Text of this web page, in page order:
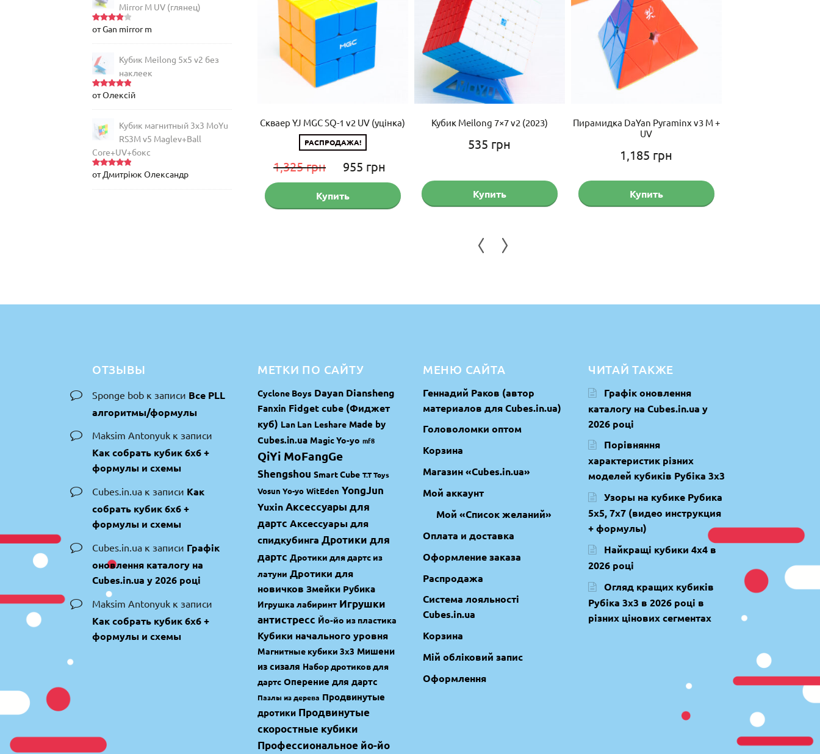
Кубик Meilong 7×7 v2 Magnetic
(2023)
Скваер YJ MGC SQ-1 v2 UV (уцінка)
РАСПРОДАЖА!
1,325грн
Первоначальная
цена
составляла
955 грн
цена:
955 грн.
Купить
Кубик Meilong 7×7 v2 (2023)
535 грн
Купить
Пирамидка DaYan Pyraminx v3 M +
UV
1,185 грн
Купить
Mirror M UV (глянец)
Оценка
от Gan mirror m
Кубик Meilong 5x5 v2 без
наклеек
Оценка5
от Олексій
Кубик магнитный 3х3 MoYu
RS3M v5 Maglev+Ball
Core+UV+бокс
Оценка5
от Дмитріюк Олександр
ОТЗЫВЫ
Sponge bobк записи Все PLL
алгоритмы/формулы
Maksim Antonyukк записи
Как собрать кубик 6х6 +
формулы и схемы
Cubes.in.uaк записи Как
собрать кубик 6х6 +
формулы и схемы
Cubes.in.uaк записи Графік
оновлення каталогу на
Cubes.in.ua у 2026 році
Maksim Antonyukк записи
Как собрать кубик 6х6 +
формулы и схемы
МЕТКИ ПО САЙТУ
Cyclone Boys Dayan Diansheng
Fanxin Fidget cube (Фиджет
куб) Lan Lan Leshare Made by
Cubes.in.ua Magic Yo-yo mf8
QiYi MoFangGe
Shengshou Smart Cube T.T Toys
Vosun Yo-yo WitEden YongJun
YuxinАксессуары для
дартс Аксессуары для
спидкубинга Дротики для
дартс Дротики для дартс из
латуни Дротики для
новичков Змейки Рубика
Игрушка лабиринт Игрушки
антистресс Йо-йо из пластика
Кубики начального уровня
Магнитные кубики 3х3 Мишени
из сизаля Набор дротиков для
дартс Оперение для дартс
Пазлы из дерева Продвинутые
дротики Продвинутые
скоростные кубики
Профессиональное йо-йо
МЕНЮ САЙТА
Геннадий Раков (автор
материалов для Cubes.in.ua)
Головоломки оптом
Корзина
Магазин «Cubes.in.ua»
Мой аккаунт
Мой «Список желаний»
Оплата и доставка
Оформление заказа
Распродажа
Система лояльності
Cubes.in.ua
Корзина
Мій обліковий запис
Оформлення
ЧИТАЙ ТАКЖЕ
Графік оновлення
каталогу на Cubes.in.ua у
2026 році
Порівняння
характеристик різних
моделей кубиків Рубіка 3х3
Узоры на кубике Рубика
5х5, 7х7 (видео инструкция
+ формулы)
Найкращі кубики 4х4 в
2026 році
Огляд кращих кубиків
Рубіка 3х3 в 2026 році в
різних цінових сегментах